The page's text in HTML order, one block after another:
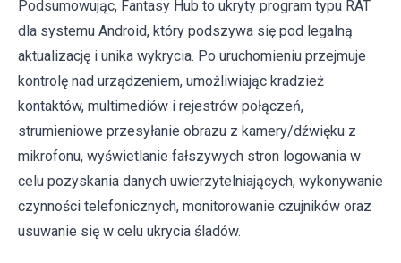
Podsumowując, Fantasy Hub to ukryty program typu RAT
dla systemu Android, który podszywa się pod legalną
aktualizację i unika wykrycia. Po uruchomieniu przejmuje
kontrolę nad urządzeniem, umożliwiając kradzież
kontaktów, multimediów i rejestrów połączeń,
strumieniowe przesyłanie obrazu z kamery/dźwięku z
mikrofonu, wyświetlanie fałszywych stron logowania w
celu pozyskania danych uwierzytelniających, wykonywanie
czynności telefonicznych, monitorowanie czujników oraz
usuwanie się w celu ukrycia śladów.